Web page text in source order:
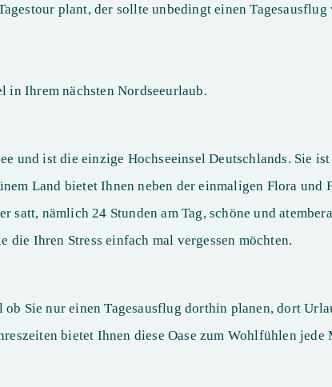
plant, der sollte unbedingt einen Tagesausflug
in Ihrem nächsten Nordseeurlaub.
und ist die einzige Hochseeinsel Deutschlands. Sie
Land bietet Ihnen neben der einmaligen Flora und
satt, nämlich 24 Stunden am Tag, schöne und
Ihren Stress einfach mal vergessen möchten.
Sie nur einen Tagesausflug dorthin planen, dort
bietet Ihnen diese Oase zum Wohlfühlen